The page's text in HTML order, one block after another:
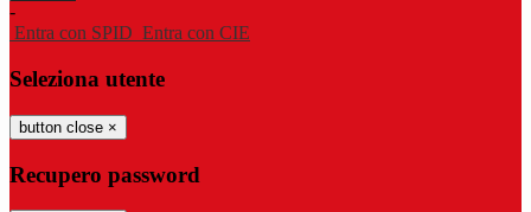
-
Entra con SPID Entra con CIE
Seleziona utente
button close ×
Recupero password